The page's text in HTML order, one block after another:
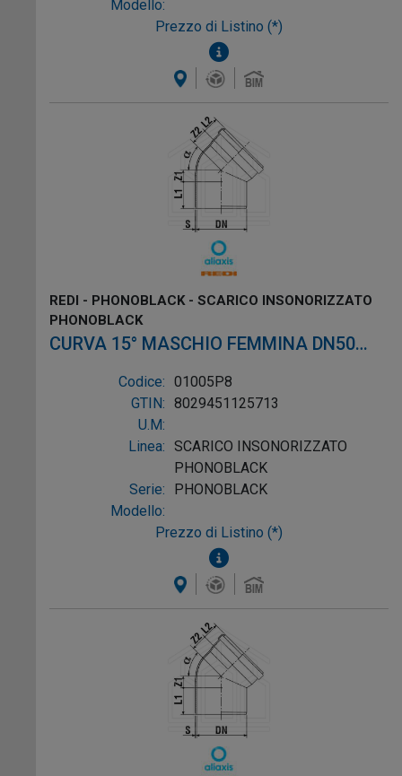
Modello:
Prezzo di Listino (*)
REDI - PHONOBLACK - SCARICO INSONORIZZATO
PHONOBLACK
CURVA 15° MASCHIO FEMMINA DN50
PVC NERO
Codice: 01005P8
GTIN: 8029451125713
U.M:
Linea: SCARICO INSONORIZZATO
PHONOBLACK
Serie:
PHONOBLACK
Modello:
Prezzo di Listino (*)